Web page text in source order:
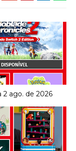
2 ago. de 2026